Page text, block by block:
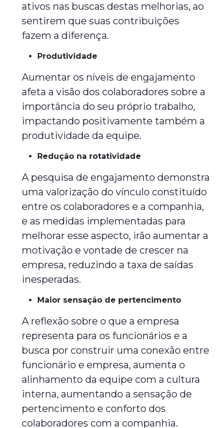
ativos nas buscas destas melhorias, ao
sentirem que suas contribuições
fazem a diferença.
Produtividade
Aumentar os níveis de engajamento
afeta a visão dos colaboradores sobre a
importância do seu próprio trabalho,
impactando positivamente também a
produtividade da equipe.
Redução na rotatividade
A pesquisa de engajamento demonstra
uma valorização do vínculo constituído
entre os colaboradores e a companhia,
e as medidas implementadas para
melhorar esse aspecto, irão aumentar a
motivação e vontade de crescer na
empresa, reduzindo a taxa de saídas
inesperadas.
Maior sensação de pertencimento
A reflexão sobre o que a empresa
representa para os funcionários e a
busca por construir uma conexão entre
funcionário e empresa, aumenta o
alinhamento da equipe com a cultura
interna, aumentando a sensação de
pertencimento e conforto dos
colaboradores com a companhia.